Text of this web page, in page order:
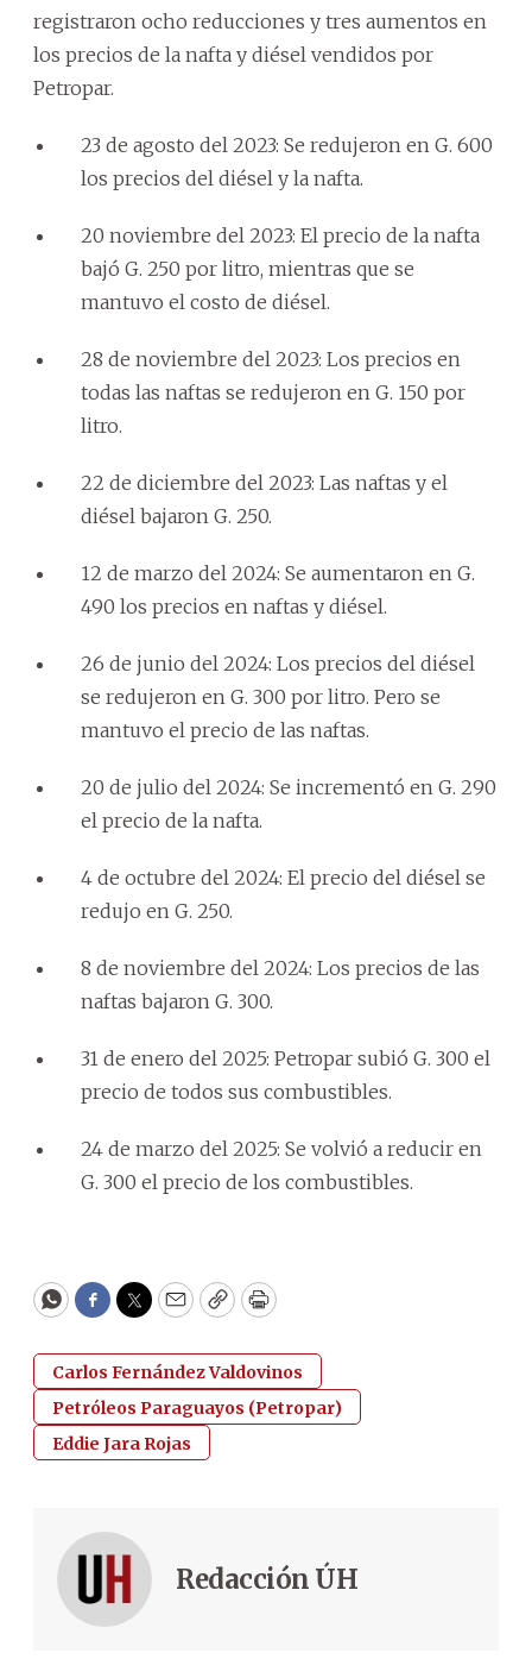
registraron ocho reducciones y tres aumentos en
los precios de la nafta y diésel vendidos por
Petropar.
23 de agosto del 2023: Se redujeron en G. 600
los precios del diésel y la nafta.
20 noviembre del 2023: El precio de la nafta
bajó G. 250 por litro, mientras que se
mantuvo el costo de diésel.
28 de noviembre del 2023: Los precios en
todas las naftas se redujeron en G. 150 por
litro.
22 de diciembre del 2023: Las naftas y el
diésel bajaron G. 250.
12 de marzo del 2024: Se aumentaron en G.
490 los precios en naftas y diésel.
26 de junio del 2024: Los precios del diésel
se redujeron en G. 300 por litro. Pero se
mantuvo el precio de las naftas.
20 de julio del 2024: Se incrementó en G. 290
el precio de la nafta.
4 de octubre del 2024: El precio del diésel se
redujo en G. 250.
8 de noviembre del 2024: Los precios de las
naftas bajaron G. 300.
31 de enero del 2025: Petropar subió G. 300 el
precio de todos sus combustibles.
24 de marzo del 2025: Se volvió a reducir en
G. 300 el precio de los combustibles.
WhatsApp
Facebook
Twitter
EmailCopyPrint
Carlos Fernández Valdovinos
Petróleos Paraguayos (Petropar)
Eddie Jara Rojas
Redacción ÚH